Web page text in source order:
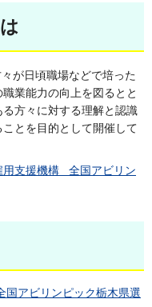
が日頃職場などで培った
業能力の向上を図るとと
方々に対する理解と認識
とを目的として開催して
用支援機構 全国アビリン
国アビリンピック栃木県選